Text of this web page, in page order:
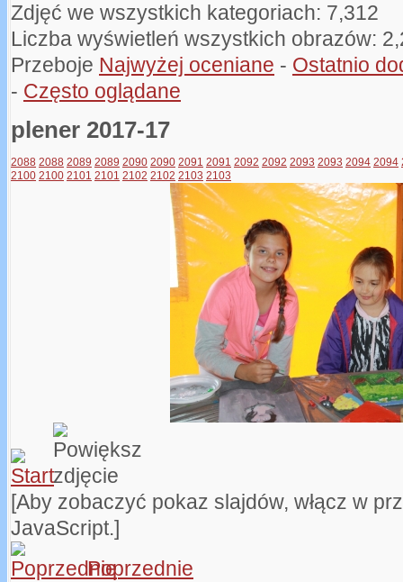
Zdjęć we wszystkich kategoriach: 7,312
Liczba wyświetleń wszystkich obrazów:
Przeboje Najwyżej oceniane - Ostatnio
- Często oglądane
plener 2017-17
2088 2088 2089 2089 2090 2090 2091 2091 2092 2092 2093 2093 2094 2094
2100 2100 2101 2101 2102 2102 2103 2103
[Aby zobaczyć pokaz slajdów, włącz w
JavaScript.]
Poprzednie